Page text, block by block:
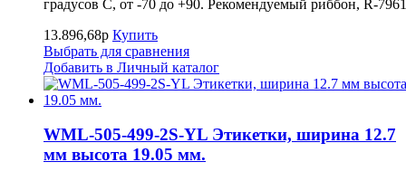
градусов С, от -70 до +90. Рекомендуемый риббон, R-
13.896,68р Купить
Выбрать для сравнения
Добавить в Личный каталог
WML-505-499-2S-YL Этикетки, ширина 12.7
мм высота 19.05 мм.